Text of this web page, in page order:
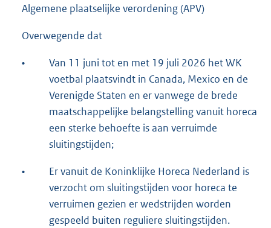
Algemene plaatselijke verordening (APV)
Overwegende dat
•
Van 11 juni tot en met 19 juli 2026 het WK
voetbal plaatsvindt in Canada, Mexico en de
Verenigde Staten en er vanwege de brede
maatschappelijke belangstelling vanuit horeca
een sterke behoefte is aan verruimde
sluitingstijden;
•
Er vanuit de Koninklijke Horeca Nederland is
verzocht om sluitingstijden voor horeca te
verruimen gezien er wedstrijden worden
gespeeld buiten reguliere sluitingstijden.